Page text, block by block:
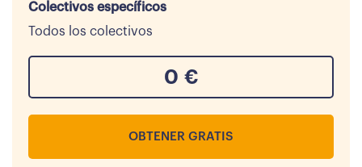
Colectivos específicos
Todos los colectivos
0 €
OBTENER GRATIS